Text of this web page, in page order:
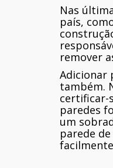
Nas
país,
remover
Adicionar
também.
certificar-
paredes
um
parede